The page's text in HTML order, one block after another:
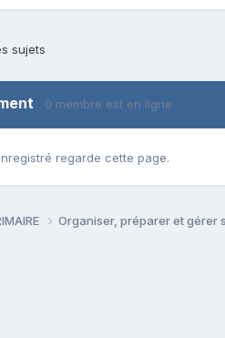
sujets
0 membre est en ligne
regarde cette page.
Organiser, préparer et gérer